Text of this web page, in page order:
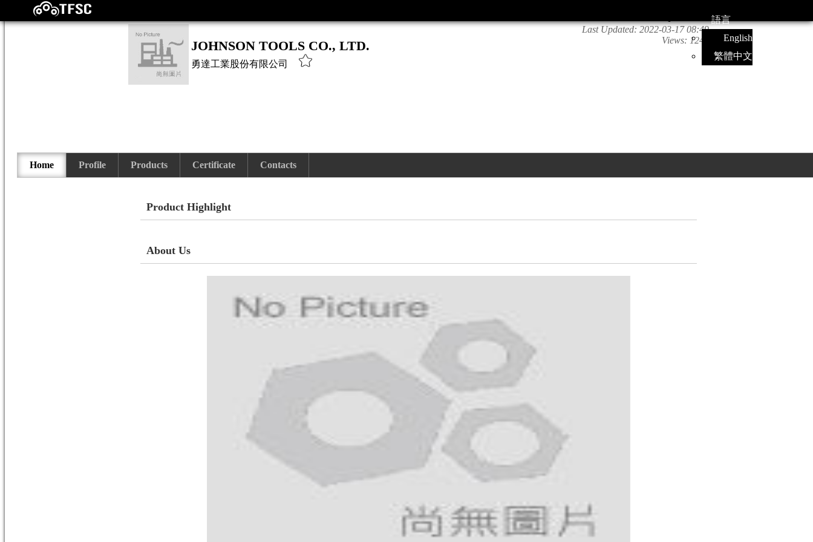
語言
English
繁體中文
JOHNSON TOOLS CO., LTD.
勇達工業股份有限公司
Last Updated: 2022-03-17 08:49
Views: 1247
Home Profile Products Certificate Contacts
Product Highlight
About Us